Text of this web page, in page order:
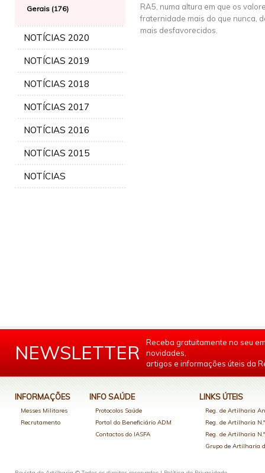
Gerais (176)
NOTÍCIAS 2020
NOTÍCIAS 2019
NOTÍCIAS 2018
NOTÍCIAS 2017
NOTÍCIAS 2016
NOTÍCIAS 2015
NOTÍCIAS
RA5, numa altura em que os
fraternidade mais do que nunca,
mais desfavorecidos.
NEWSLETTER
Receba gratuitamente no seu
novidades,
artigos e informações úteis da
INFORMAÇÕES
Messes Militares
Recrutamento
INFO SAÚDE
Protocolos Saúde
Portal do Beneficiário ADM
Contactos do IASFA
LINKS ÚTEIS
Reg. de Artilharia
Reg. de Artilharia
Reg. de Artilharia
Grupo de Artilharia